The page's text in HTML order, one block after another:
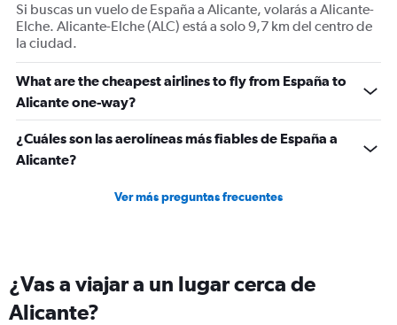
Si buscas un vuelo de España a Alicante, volarás a Alicante-
Elche. Alicante-Elche (ALC) está a solo 9,7 km del centro de
la ciudad.
What are the cheapest airlines to fly from España to
Alicante one-way?
¿Cuáles son las aerolíneas más fiables de España a
Alicante?
Ver más preguntas frecuentes
¿Vas a viajar a un lugar cerca de
Alicante?